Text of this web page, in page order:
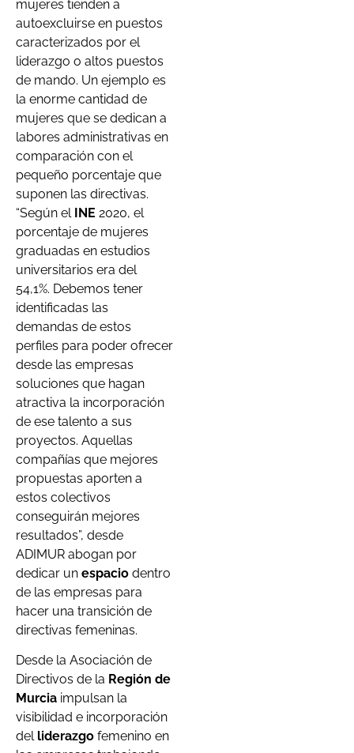
mujeres tienden a
autoexcluirse en puestos
caracterizados por el
liderazgo o altos puestos
de mando. Un ejemplo es
la enorme cantidad de
mujeres que se dedican a
labores administrativas en
comparación con el
pequeño porcentaje que
suponen las directivas.
“Según el INE 2020, el
porcentaje de mujeres
graduadas en estudios
universitarios era del
54,1%. Debemos tener
identificadas las
demandas de estos
perfiles para poder ofrecer
desde las empresas
soluciones que hagan
atractiva la incorporación
de ese talento a sus
proyectos. Aquellas
compañías que mejores
propuestas aporten a
estos colectivos
conseguirán mejores
resultados”, desde
ADIMUR abogan por
dedicar un espacio dentro
de las empresas para
hacer una transición de
directivas femeninas.
Desde la Asociación de
Directivos de la Región de
Murcia impulsan la
visibilidad e incorporación
del liderazgo femenino en